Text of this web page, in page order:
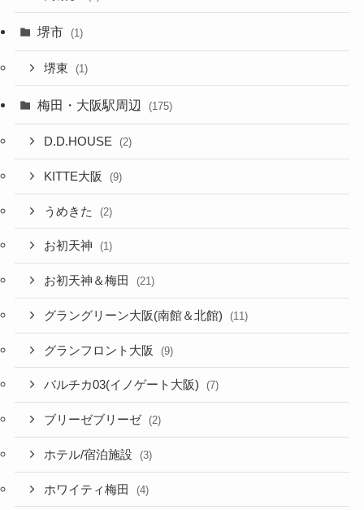
堺市 (1)
堺東 (1)
梅田・大阪駅周辺 (175)
D.D.HOUSE (2)
KITTE大阪 (9)
うめきた (2)
お初天神 (1)
お初天神＆梅田 (21)
グラングリーン大阪(南館＆北館) (11)
グランフロント大阪 (9)
バルチカ03(イノゲート大阪) (7)
ブリーゼブリーゼ (2)
ホテル/宿泊施設 (3)
ホワイティ梅田 (4)